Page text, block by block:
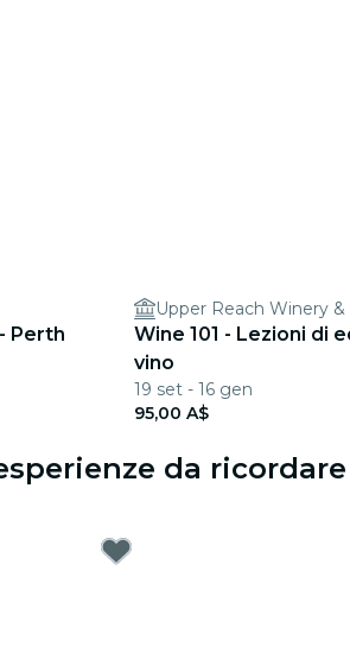
Perth
Upper Reach Winery
Wine 101 - Lezioni di
vino
19 set - 16 gen
95,00 A$
da ricordare